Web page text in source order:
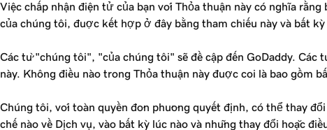
Việc chấp nhận điện tử của bạn với Thỏa thuận này có nghĩa
của chúng tôi, được kết hợp ở đây bằng tham chiếu này và bất
Các từ "chúng tôi", "của chúng tôi" sẽ đề cập đến GoDaddy.
này. Không điều nào trong Thỏa thuận này được coi là bao gồm
Chúng tôi, với toàn quyền đơn phương quyết định, có thể thay
chế nào về Dịch vụ, vào bất kỳ lúc nào và những thay đổi hoặc